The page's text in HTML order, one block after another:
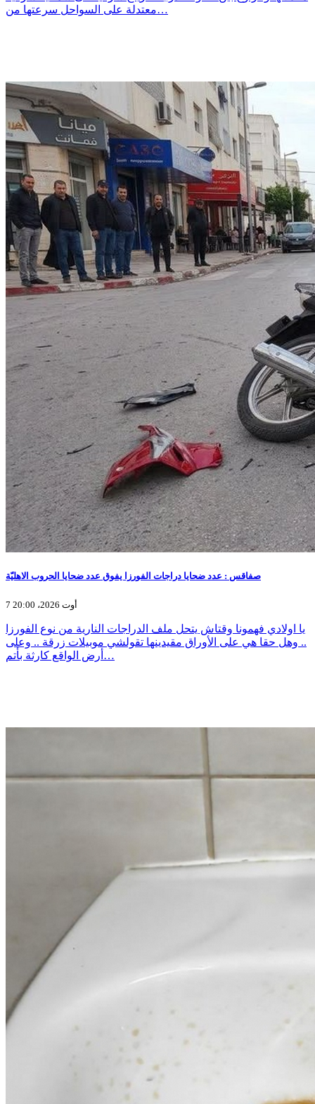
معتدلة على السواحل سرعتها من…
صفاقس : عدد ضحايا دراجات الفورزا يفوق عدد ضحايا الحروب الاهليّة
7 أوت 2026، 20:00
يا اولادي فهمونا وقتاش يتحل ملف الدراجات النارية من نوع الفورزا
.. وهل حقا هي على الأوراق مقيدينها تقولشي موبيلات زرقة .. وعلى
أرض الواقع كارثة بأتم…